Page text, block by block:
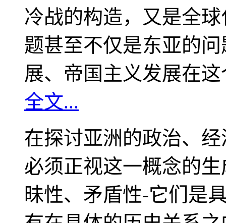
冷战的构造，又是全
题甚至不仅是东亚的
展、帝国主义发展在
全文...
在探讨亚洲的政治、
必须正视这一概念的
昧性、矛盾性-它们是